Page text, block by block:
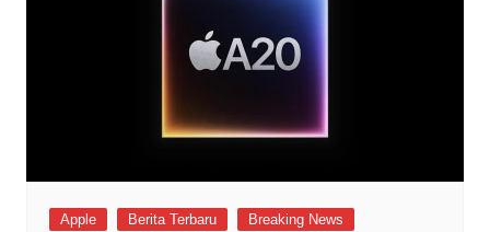
Apple Berita Terbaru Breaking News